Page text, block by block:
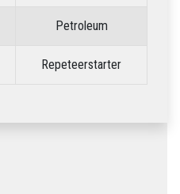
Petroleum
Repeteerstarter